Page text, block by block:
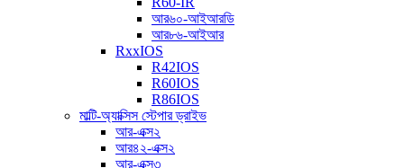
আর৬০-আইআরডি
আর৮৬-আইআর
RxxIOS
R42IOS
R60IOS
R86IOS
মাল্টি-অ্যাক্সিস স্টেপার ড্রাইভ
আর-এক্স২
আর৪২-এক্স২
আর-এক্স৩